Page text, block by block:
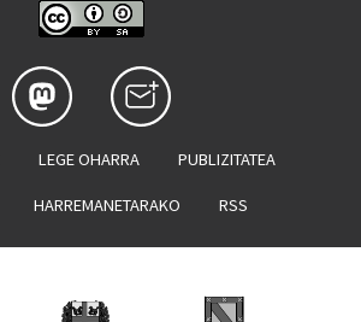
LEGE OHARRA PUBLIZITATEA
HARREMANETARAKO RSS